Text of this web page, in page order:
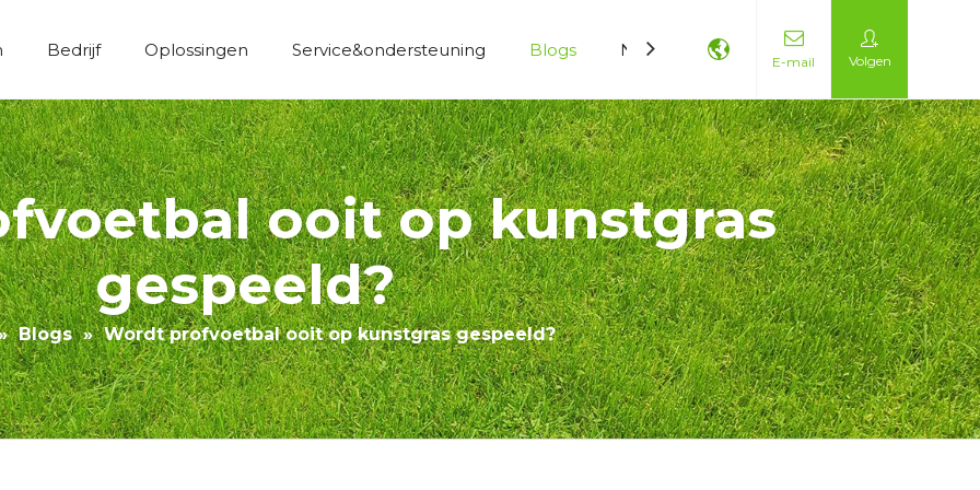
Bedrijf Oplossingen Service&ondersteuning Blogs Neem contact met ons op
E-mail Volgen
ooit op kunstgras
gespeeld?
Blogs » Wordt profvoetbal ooit op kunstgras gespeeld?